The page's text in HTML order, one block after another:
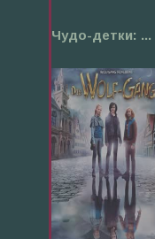
Чудо-детки: ...